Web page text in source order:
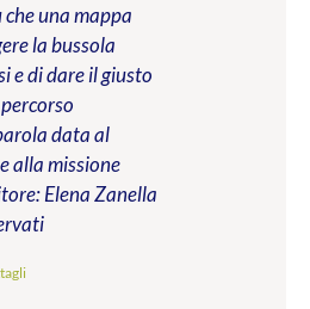
che una mappa
la bussola
e di dare il giusto
data al
alla missione
Elena Zanella